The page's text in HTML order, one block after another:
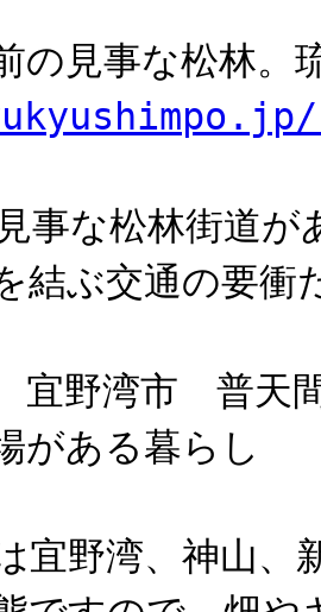
の見事な松林。
事な松林街道
結ぶ交通の要衝
野湾市 普天間
がある暮らし
宜野湾、神山、